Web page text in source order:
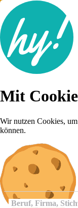
Lebenslauf
Karriere-Tipps
Anmelden
Beruf, Firma,
Mit
Wir nutzen Cookies,
können.